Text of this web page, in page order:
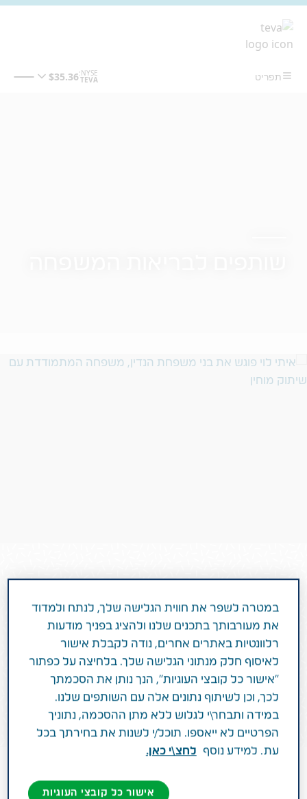
איתי לוי פוגש משפחה
שמתמודדת עם שיתוק מוחין
לצפייה בסרטון המלא
במטרה לשפר את חווית הגלישה שלך, לנתח ולמדוד
את מעורבותך בתכנים שלנו ולהציג בפניך מודעות
רלוונטיות באתרים אחרים, נודה לקבלת אישור
לאיסוף חלק מנתוני הגלישה שלך. בלחיצה על כפתור
"אישור כל קובצי העוגיות", הנך נותן את הסכמתך
לכך, וכן לשיתוף נתונים אלה עם השותפים שלנו.
במידה ותבחר\י לגלוש ללא מתן ההסכמה, נתוניך
הפרטיים לא ייאספו. תוכל/י לשנות את בחירתך בכל
עת. למידע נוסף
לחצ\י כאן.
אישור כל קובצי העוגיות